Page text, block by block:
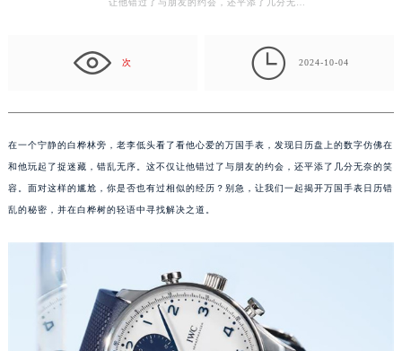
让他错过了与朋友的约会，还平添了几分无…
次  2024-10-04
在一个宁静的白桦林旁，老李低头看了看他心爱的万国手表，发现日历盘上的数字仿佛在
和他玩起了捉迷藏，错乱无序。这不仅让他错过了与朋友的约会，还平添了几分无奈的笑
容。面对这样的尴尬，你是否也有过相似的经历？别急，让我们一起揭开万国手表日历错
乱的秘密，并在白桦树的轻语中寻找解决之道。